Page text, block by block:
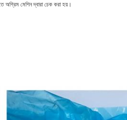
অগ্রিম মেশিন দ্বারা চেক করা হয়।